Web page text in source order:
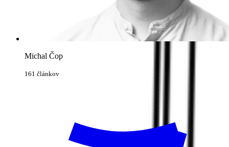
Michal Čop
161 článkov